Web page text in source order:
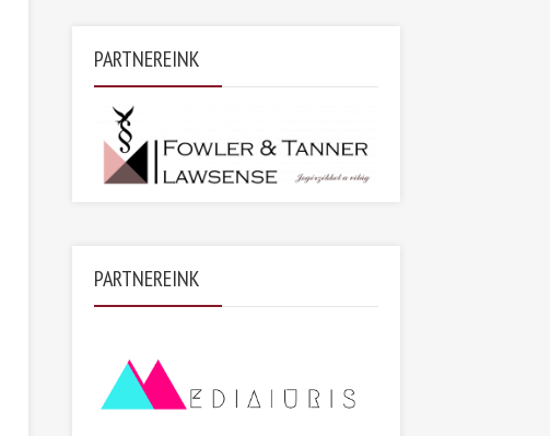
PARTNEREINK
PARTNEREINK